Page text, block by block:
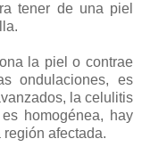
tener de una piel
la piel o contrae
ondulaciones, es
la celulitis
homogénea, hay
afectada.